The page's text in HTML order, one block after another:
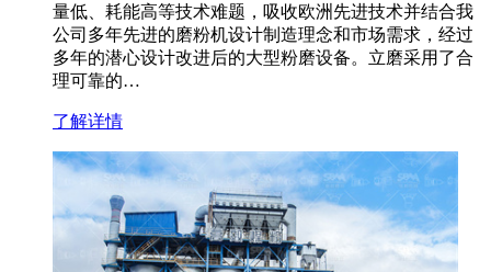
量低、耗能高等技术难题，吸收欧洲先进技术并结合我
公司多年先进的磨粉机设计制造理念和市场需求，经过
多年的潜心设计改进后的大型粉磨设备。立磨采用了合
理可靠的…
了解详情